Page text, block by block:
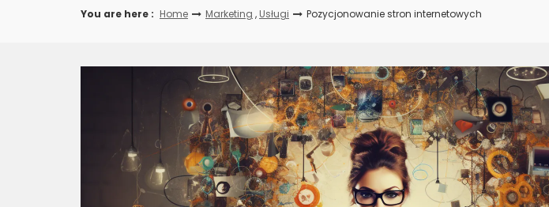
You are here : Home Marketing , Usługi Pozycjonowanie stron internetowych